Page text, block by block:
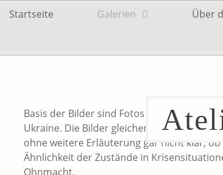
Menü
Startseite Galerien Über
Basis der Bilder sind Fotos von erschöpft
Ukraine. Die Bilder gleichen sich durch
ohne weitere Erläuterung gar nicht klar,
Ähnlichkeit der Zustände in
Ohnmacht.